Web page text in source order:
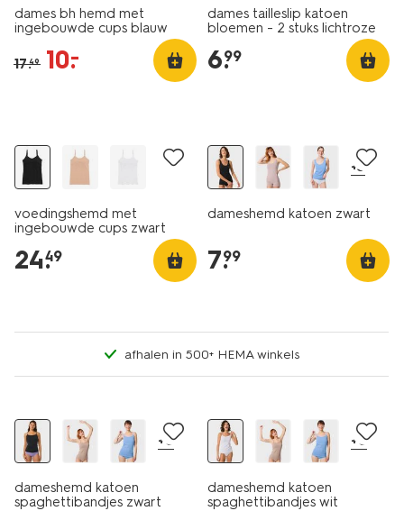
dames bh hemd met
ingebouwde cups blauw
17.49 10.
–
dames tailleslip katoen
bloemen - 2 stuks lichtroze
6.
99
voedingshemd met
ingebouwde cups zwart
24.
49
+3
dameshemd katoen zwart
7.
99
afhalen in 500+ HEMA winkels
+6
dameshemd katoen
spaghettibandjes zwart
+6
dameshemd katoen
spaghettibandjes wit